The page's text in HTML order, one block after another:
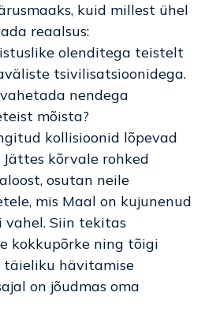
kuid millest ühel
reaalsus:
olenditega teistelt
tsivilisatsioonidega.
nendega
mõista?
kollisioonid lõpevad
kõrvale rohked
osutan neile
mis Maal on kujunenud
vahel. Siin tekitas
kokkupõrke ning tõigi
täieliku hävitamise
on jõudmas oma